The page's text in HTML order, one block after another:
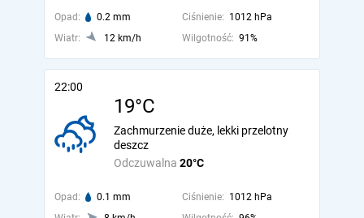
Opad: 0.2 mm Ciśnienie: 1012 hPa
Wiatr:
12 km/h Wilgotność: 91%
22:00
19°C
Odczuwalna 20°C
Zachmurzenie duże, lekki przelotny
deszcz
Opad: 0.1 mm Ciśnienie: 1012 hPa